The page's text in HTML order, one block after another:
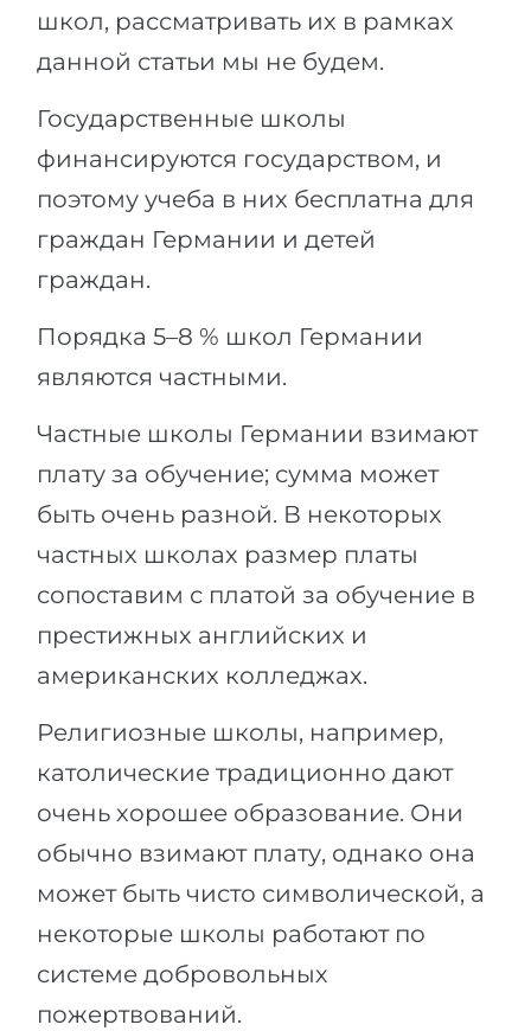
школ, рассматривать их в рамках
данной статьи мы не будем.
Государственные школы
финансируются государством, и
поэтому учеба в них бесплатна для
граждан Германии и детей
граждан.
Порядка 5–8 % школ Германии
являются частными.
Частные школы Германии взимают
плату за обучение; сумма может
быть очень разной. В некоторых
частных школах размер платы
сопоставим с платой за обучение в
престижных английских и
американских колледжах.
Религиозные школы, например,
католические традиционно дают
очень хорошее образование. Они
обычно взимают плату, однако она
может быть чисто символической, а
некоторые школы работают по
системе добровольных
пожертвований.